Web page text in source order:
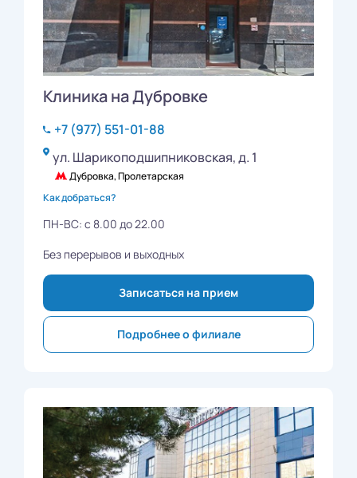
Клиника на Дубровке
+7 (977) 551-01-88
ул. Шарикоподшипниковская, д. 1
Дубровка, Пролетарская
Как добраться?
ПН-ВС: с 8.00 до 22.00
Без перерывов и выходных
Записаться на прием
Подробнее о филиале